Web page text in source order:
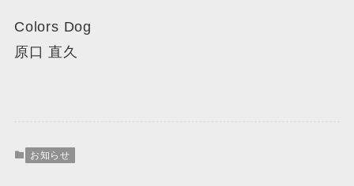
Colors Dog
原口 直久
お知らせ